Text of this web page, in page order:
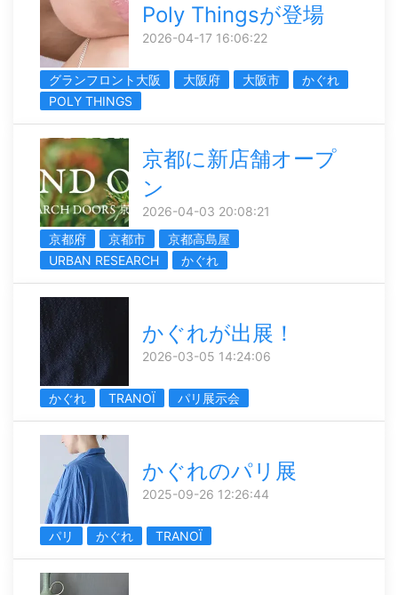
Poly Thingsが登場
2026-04-17 16:06:22
グランフロント大阪 大阪府 大阪市
かぐれ
POLY THINGS
京都に新店舗オープ
ン
2026-04-03 20:08:21
京都府
京都市
京都高島屋
URBAN RESEARCH
かぐれ
かぐれが出展！
2026-03-05 14:24:06
かぐれ TRANOÏ パリ展示会
かぐれのパリ展
2025-09-26 12:26:44
パリ かぐれ TRANOÏ